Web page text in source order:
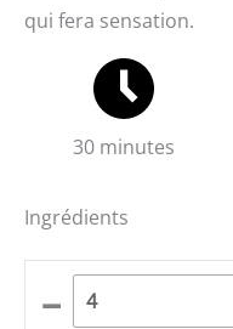
qui fera sensation.
30 minutes
Ingrédients
–